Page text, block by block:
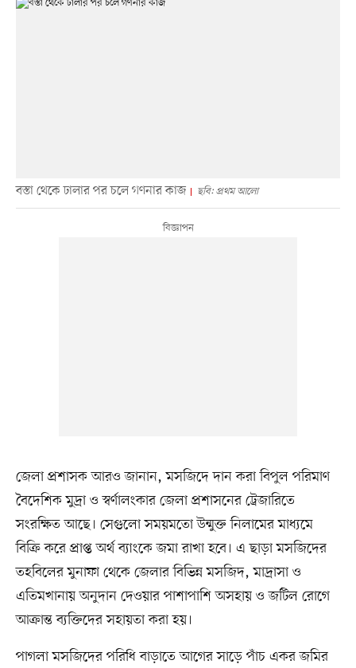
বস্তা থেকে ঢালার পর চলে গণনার কাজ ছবি: প্রথম আলো
জেলা প্রশাসক আরও জানান, মসজিদে দান করা বিপুল পরিমাণ
বৈদেশিক মুদ্রা ও স্বর্ণালংকার জেলা প্রশাসনের ট্রেজারিতে
সংরক্ষিত আছে। সেগুলো সময়মতো উন্মুক্ত নিলামের মাধ্যমে
বিক্রি করে প্রাপ্ত অর্থ ব্যাংকে জমা রাখা হবে। এ ছাড়া মসজিদের
তহবিলের মুনাফা থেকে জেলার বিভিন্ন মসজিদ, মাদ্রাসা ও
এতিমখানায় অনুদান দেওয়ার পাশাপাশি অসহায় ও জটিল রোগে
আক্রান্ত ব্যক্তিদের সহায়তা করা হয়।
পাগলা মসজিদের পরিধি বাড়াতে আগের সাড়ে পাঁচ একর জমির